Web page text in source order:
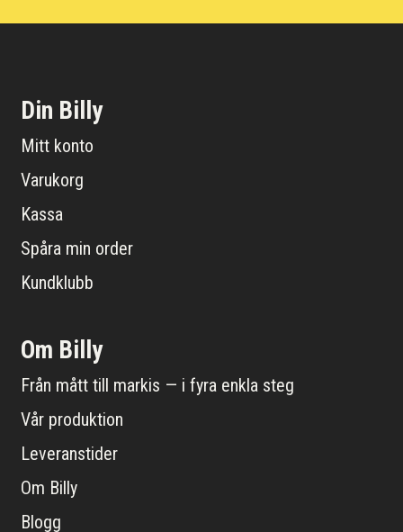
Din Billy
Mitt konto
Varukorg
Kassa
Spåra min order
Kundklubb
Om Billy
Från mått till markis — i fyra enkla steg
Vår produktion
Leveranstider
Om Billy
Blogg